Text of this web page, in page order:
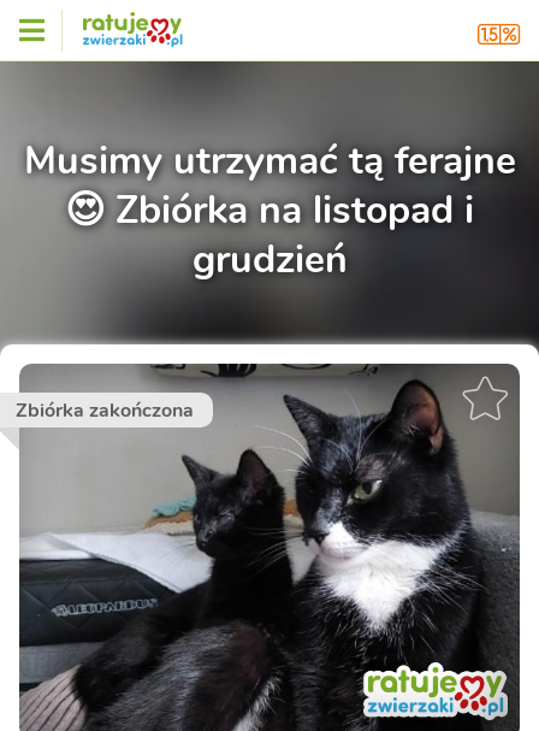
Musimy utrzymać tą ferajne
😍 Zbiórka na listopad i
grudzień
Zbiórka zakończona